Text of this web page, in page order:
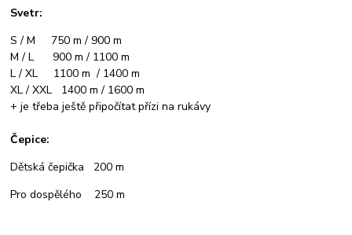
Svetr:
S / M 750 m / 900 m
M / L 900 m / 1100 m
L / XL 1100 m / 1400 m
XL / XXL 1400 m / 1600 m
+ je třeba ještě připočítat přízi na rukávy
Čepice:
Dětská čepička 200 m
Pro dospělého 250 m